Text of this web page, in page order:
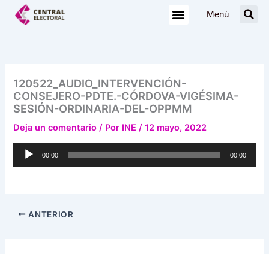
Menú
120522_AUDIO_INTERVENCIÓN-
CONSEJERO-PDTE.-CÓRDOVA-VIGÉSIMA-
SESIÓN-ORDINARIA-DEL-OPPMM
Deja un comentario / Por INE/12 mayo, 2022
Reproductor
00:00 00:00
ANTERIOR